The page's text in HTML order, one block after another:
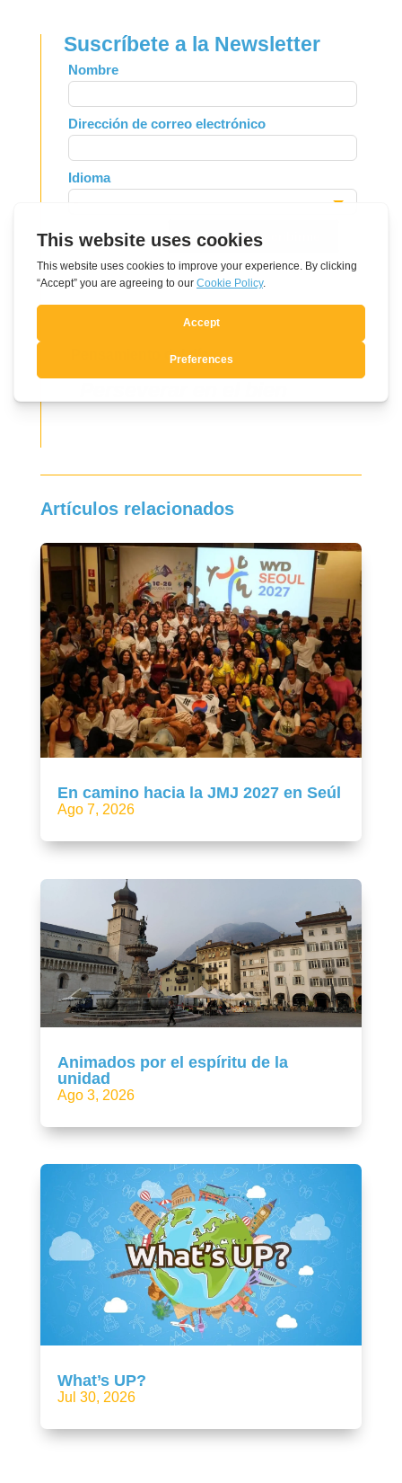
Suscríbete a la Newsletter
Leave
this
field
blank
Nombre
Dirección de correo electrónico
Idioma
Sí, quiero suscribirme
Pensamiento del día
Artículos relacionados
En camino hacia la JMJ 2027 en Seúl
Ago 7, 2026
Animados por el espíritu de la
unidad
Ago 3, 2026
What’s UP?
Jul 30, 2026